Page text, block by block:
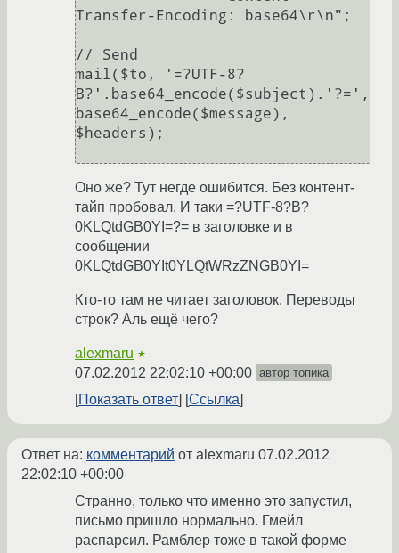
Transfer-Encoding: base64\r\n";
// Send
mail($to, '=?UTF-8?
B?'.base64_encode($subject).'?=',
base64_encode($message),
$headers);
Оно же? Тут негде ошибится. Без контент-
тайп пробовал. И таки =?UTF-8?B?
0KLQtdGB0YI=?= в заголовке и в
сообщении
0KLQtdGB0YIt0YLQtWRzZNGB0YI=
Кто-то там не читает заголовок. Переводы
строк? Аль ещё чего?
alexmaru ★
07.02.2012 22:02:10 +00:00 автор топика
Показать ответ Ссылка
Ответ на: комментарий от alexmaru 07.02.2012
22:02:10 +00:00
Странно, только что именно это запустил,
письмо пришло нормально. Гмейл
распарсил. Рамблер тоже в такой форме